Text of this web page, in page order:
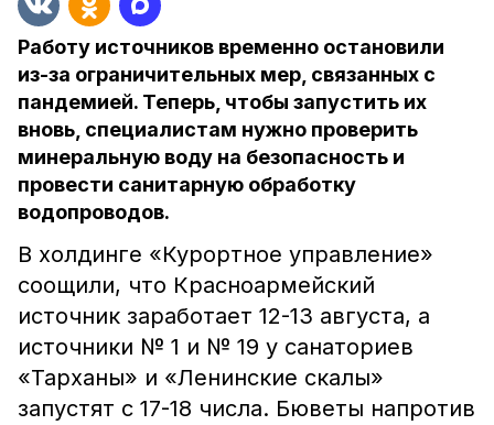
Работу источников временно остановили
из-за ограничительных мер, связанных с
пандемией. Теперь, чтобы запустить их
вновь, специалистам нужно проверить
минеральную воду на безопасность и
провести санитарную обработку
водопроводов.
В холдинге «Курортное управление»
соощили, что Красноармейский
источник заработает 12-13 августа, а
источники № 1 и № 19 у санаториев
«Тарханы» и «Ленинские скалы»
запустят с 17-18 числа. Бюветы напротив